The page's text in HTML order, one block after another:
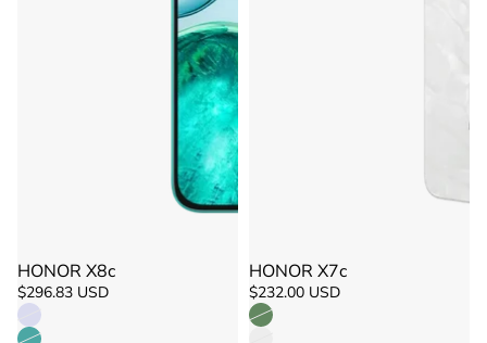
Agotado
HONOR X8c
$296.83 USD
Agotado
HONOR X7c
$232.00 USD